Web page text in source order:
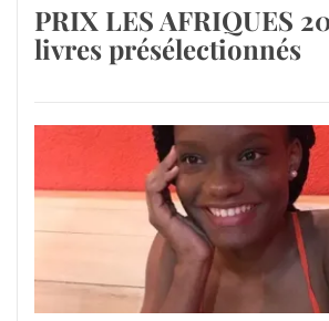
PRIX LES AFRIQUES
livres présélectionnés